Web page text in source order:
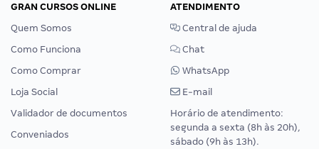
GRAN CURSOS ONLINE
Quem Somos
Como Funciona
Como Comprar
Loja Social
Validador de documentos
Conveniados
ATENDIMENTO
Central de ajuda
Chat
WhatsApp
E-mail
Horário de atendimento:
segunda a sexta (8h às 20h),
sábado (9h às 13h).